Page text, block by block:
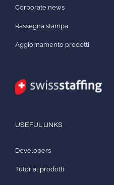
Corporate news
Rassegna stampa
Aggiornamento prodotti
USEFUL LINKS
Developers
Tutorial prodotti